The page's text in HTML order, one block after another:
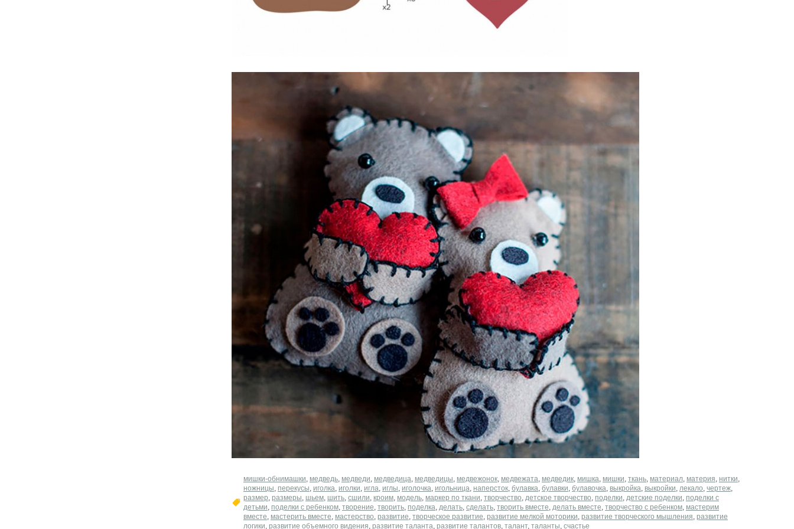
мишки-обнимашки, медведь, медведи, медведица, медведицы, медвежонок, медвежата, медведик, мишка, мишки, ткань, материал, материя, нитки,
ножницы, перекусы, иголка, иголки, игла, иглы, иголочка, игольница, наперсток, булавка, булавки, булавочка, выкройка, выкройки, лекало, чертеж,
размер, размеры, шьем, шить, сшили, кроим, модель, маркер по ткани, творчество, детское творчество, поделки, детские поделки, поделки с
детьми, поделки с ребенком, творение, творить, поделка, делать, сделать, творить вместе, делать вместе, творчество с ребенком, мастерим
вместе, мастерить вместе, мастерство, развитие, творческое развитие, развитие мелкой моторики, развитие творческого мышления, развитие
логики, развитие объемного видения, развитие таланта, развитие талантов, талант, таланты, счастье